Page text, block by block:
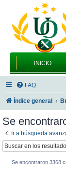
INICIO
FAQ
Índice general
Se
Ir a búsqueda
Se encontraron 3368